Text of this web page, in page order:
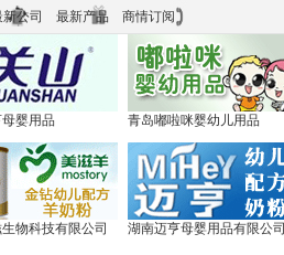
新公司 最新产品 商情订阅
婴用品 青岛嘟啦咪婴幼儿用品
物科技有限公司 湖南迈亨母婴用品有限公司